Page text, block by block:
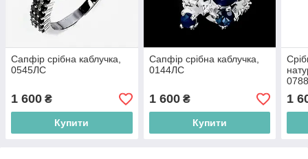
Сапфір срібна каблучка,
0545ЛС
1 600 ₴
Купити
Сапфір срібна каблучка,
0144ЛС
1 600₴
Купити
1